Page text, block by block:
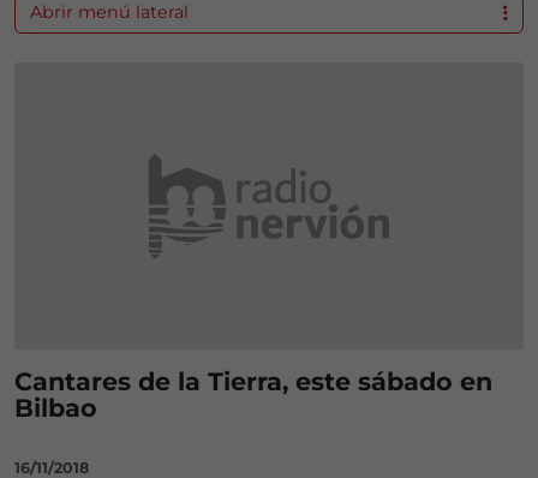
Cantares de la Tierra, este sábado en
Bilbao
16/11/2018
Abrir menú lateral